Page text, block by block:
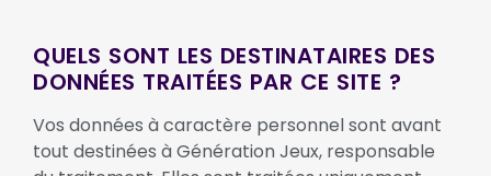
QUELS SONT LES DESTINATAIRES DES
DONNÉES TRAITÉES PAR CE SITE ?
Vos données à caractère personnel sont avant
tout destinées à Génération Jeux, responsable